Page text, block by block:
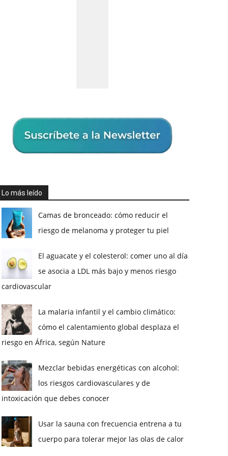
Lo más leído
Camas de bronceado: cómo reducir el
riesgo de melanoma y proteger tu piel
El aguacate y el colesterol: comer uno al día
se asocia a LDL más bajo y menos riesgo
cardiovascular
La malaria infantil y el cambio climático:
cómo el calentamiento global desplaza el
riesgo en África, según Nature
Mezclar bebidas energéticas con alcohol:
los riesgos cardiovasculares y de
intoxicación que debes conocer
Usar la sauna con frecuencia entrena a tu
cuerpo para tolerar mejor las olas de calor